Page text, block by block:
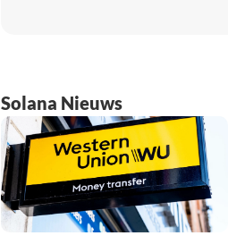
Solana Nieuws